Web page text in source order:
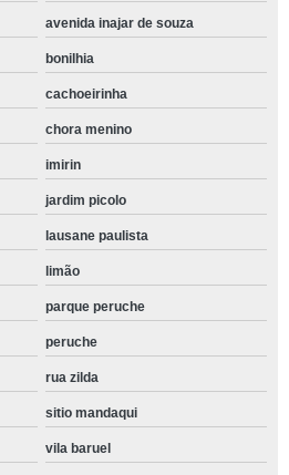
avenida inajar de souza
bonilhia
cachoeirinha
chora menino
imirin
jardim picolo
lausane paulista
limão
parque peruche
peruche
rua zilda
sitio mandaqui
vila baruel